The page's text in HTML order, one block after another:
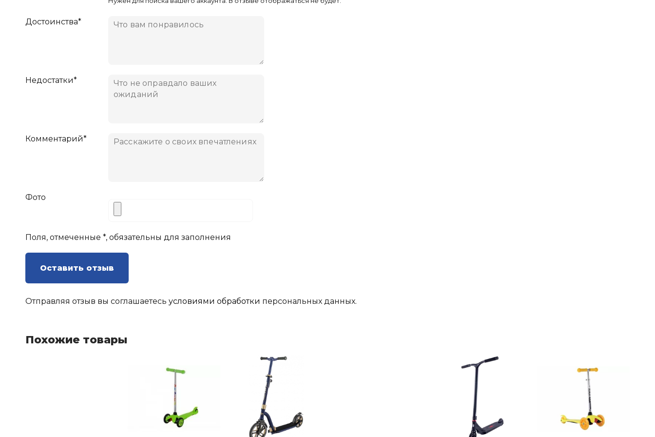
Достоинства*
Недостатки*
Комментарий*
Фото
Поля, отмеченные *, обязательны для заполнения
Оставить отзыв
Отправляя отзыв вы соглашаетесь условиями обработки персональных данных.
Похожие товары